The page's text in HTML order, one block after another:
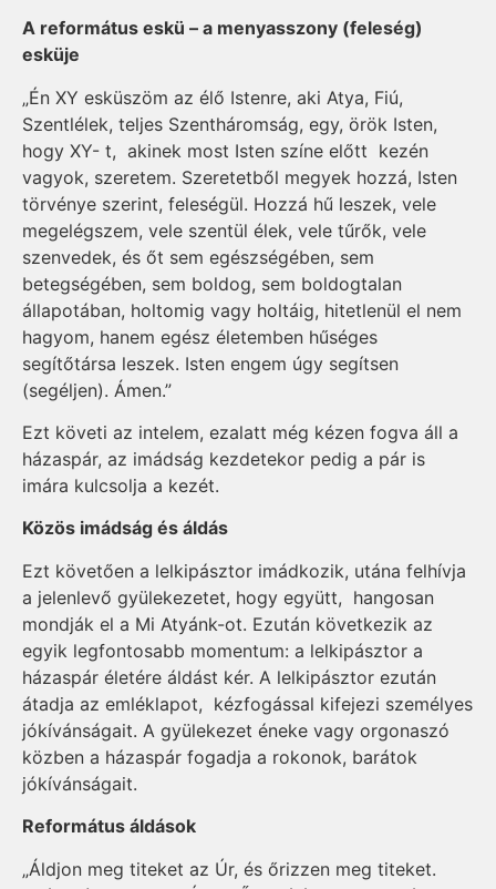
A református eskü – a menyasszony (feleség)
esküje
„Én XY esküszöm az élő Istenre, aki Atya, Fiú,
Szentlélek, teljes Szentháromság, egy, örök Isten,
hogy XY- t, akinek most Isten színe előtt kezén
vagyok, szeretem. Szeretetből megyek hozzá, Isten
törvénye szerint, feleségül. Hozzá hű leszek, vele
megelégszem, vele szentül élek, vele tűrők, vele
szenvedek, és őt sem egészségében, sem
betegségében, sem boldog, sem boldogtalan
állapotában, holtomig vagy holtáig, hitetlenül el nem
hagyom, hanem egész életemben hűséges
segítőtársa leszek. Isten engem úgy segítsen
(segéljen). Ámen.”
Ezt követi az intelem, ezalatt még kézen fogva áll a
házaspár, az imádság kezdetekor pedig a pár is
imára kulcsolja a kezét.
Közös imádság és áldás
Ezt követően a lelkipásztor imádkozik, utána felhívja
a jelenlevő gyülekezetet, hogy együtt, hangosan
mondják el a Mi Atyánk-ot. Ezután következik az
egyik legfontosabb momentum: a lelkipásztor a
házaspár életére áldást kér. A lelkipásztor ezután
átadja az emléklapot, kézfogással kifejezi személyes
jókívánságait. A gyülekezet éneke vagy orgonaszó
közben a házaspár fogadja a rokonok, barátok
jókívánságait.
Református áldások
„Áldjon meg titeket az Úr, és őrizzen meg titeket.